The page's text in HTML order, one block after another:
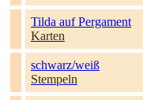
Tilda auf Pergament
Karten
schwarz/weiß
Stempeln